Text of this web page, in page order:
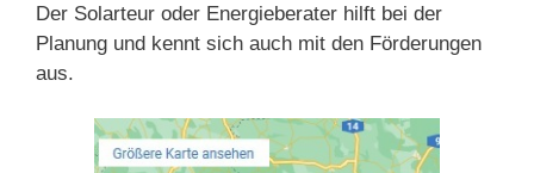
Der Solarteur oder Energieberater hilft bei der
Planung und kennt sich auch mit den Förderungen
aus.